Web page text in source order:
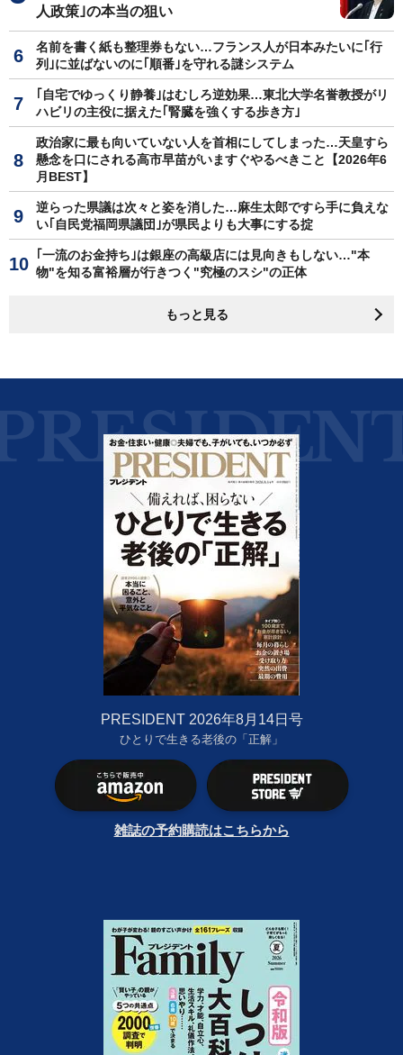
人政策｣の本当の狙い
名前を書く紙も整理券もない…フランス人が日本みたいに｢行
列｣に並ばないのに｢順番｣を守れる謎システム
｢自宅でゆっくり静養｣はむしろ逆効果…東北大学名誉教授がリ
ハビリの主役に据えた｢腎臓を強くする歩き方｣
政治家に最も向いていない人を首相にしてしまった…天皇すら
懸念を口にされる高市早苗がいますぐやるべきこと【2026年6
月BEST】
逆らった県議は次々と姿を消した…麻生太郎ですら手に負えな
い｢自民党福岡県議団｣が県民よりも大事にする掟
｢一流のお金持ち｣は銀座の高級店には見向きもしない…"本
物"を知る富裕層が行きつく"究極のスシ"の正体
もっと見る
PRESIDENT 2026年8月14日号
ひとりで生きる老後の「正解」
雑誌の予約購読はこちらから